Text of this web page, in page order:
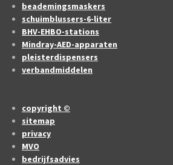
beademingsmaskers
schuimblussers-6-liter
BHV-EHBO-stations
Mindray-AED-apparaten
pleisterdispensers
verbandmiddelen
copyright ©
sitemap
privacy
MVO
bedrijfsadvies